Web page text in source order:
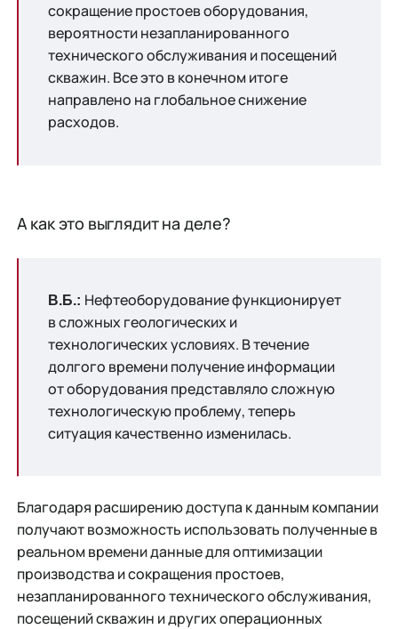
сокращение простоев оборудования,
вероятности незапланированного
технического обслуживания и посещений
скважин. Все это в конечном итоге
направлено на глобальное снижение
расходов.
А как это выглядит на деле?
В.Б.: Нефтеоборудование функционирует
в сложных геологических и
технологических условиях. В течение
долгого времени получение информации
от оборудования представляло сложную
технологическую проблему, теперь
ситуация качественно изменилась.
Благодаря расширению доступа к данным компании
получают возможность использовать полученные в
реальном времени данные для оптимизации
производства и сокращения простоев,
незапланированного технического обслуживания,
посещений скважин и других операционных